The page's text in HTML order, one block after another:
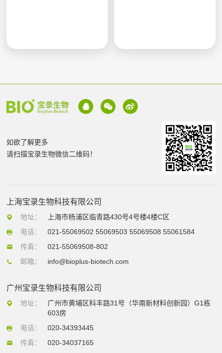
如欲了解更多
请扫描宝录生物微信二维码！
上海宝录生物科技有限公司
地址：
上海市杨浦区临青路430号4号楼4楼C区
电话：
021-55069502 55069503 55069508 55061584
传真：
021-55069508-802
邮箱：
info@bioplus-biotech.com
广州宝录生物科技有限公司
地址：
广州市黄埔区科丰路31号（华南新材料创新园）G1栋
603房
电话：
020-34393445
传真：
020-34037165